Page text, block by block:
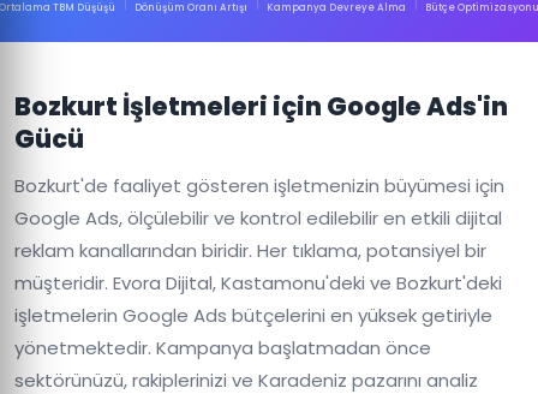
Ortalama TBM Düşüşü Dönüşüm Oranı Artışı Kampanya Devreye Alma Bütçe Optimizasyonu
Bozkurt İşletmeleri için Google Ads'in
Gücü
Bozkurt'de faaliyet gösteren işletmenizin büyümesi için
Google Ads, ölçülebilir ve kontrol edilebilir en etkili dijital
reklam kanallarından biridir. Her tıklama, potansiyel bir
müşteridir. Evora Dijital, Kastamonu'deki ve Bozkurt'deki
işletmelerin Google Ads bütçelerini en yüksek getiriyle
yönetmektedir. Kampanya başlatmadan önce
sektörünüzü, rakiplerinizi ve Karadeniz pazarını analiz